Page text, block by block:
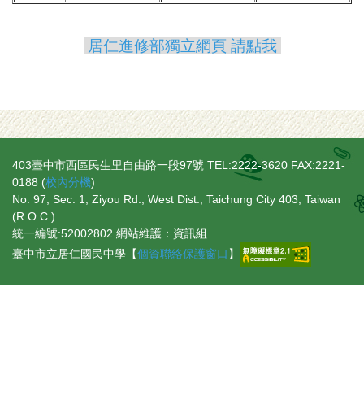
居仁進修部獨立網頁 請點我
403臺中市西區民生里自由路一段97號 TEL:2222-3620 FAX:2221-
0188 (校內分機)
No. 97, Sec. 1, Ziyou Rd., West Dist., Taichung City 403, Taiwan
(R.O.C.)
統一編號:52002802 網站維護：資訊組
臺中市立居仁國民中學【個資聯絡保護窗口 】